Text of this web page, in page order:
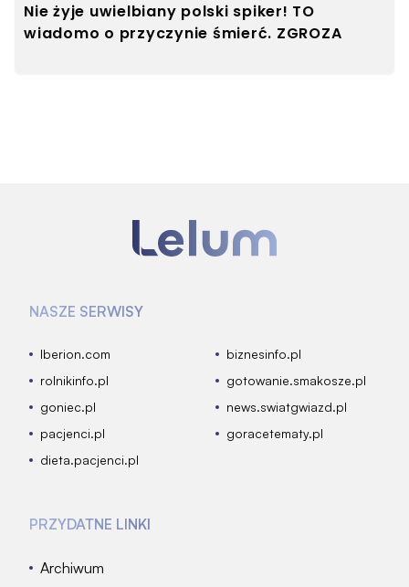
Nie żyje uwielbiany polski spiker! TO
wiadomo o przyczynie śmierć. ZGROZA
NASZE SERWISY
Iberion.com
biznesinfo.pl
rolnikinfo.pl
gotowanie.smakosze.pl
goniec.pl
news.swiatgwiazd.pl
pacjenci.pl
goracetematy.pl
dieta.pacjenci.pl
PRZYDATNE LINKI
Archiwum